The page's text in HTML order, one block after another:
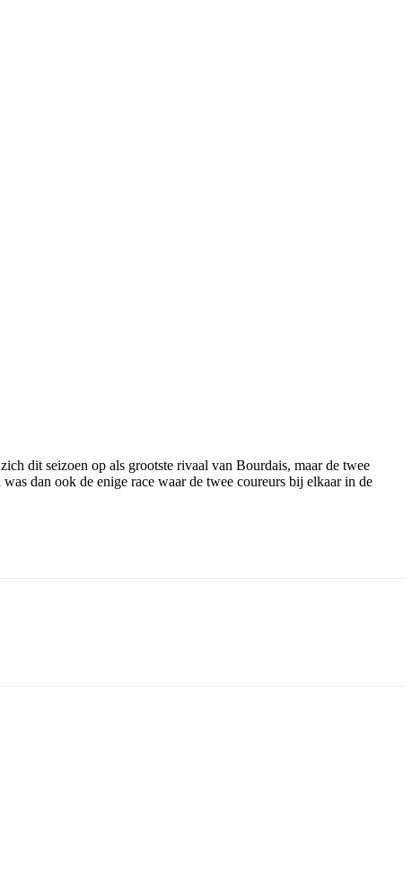
dit seizoen op als grootste rivaal van Bourdais, maar de twee
dan ook de enige race waar de twee coureurs bij elkaar in de